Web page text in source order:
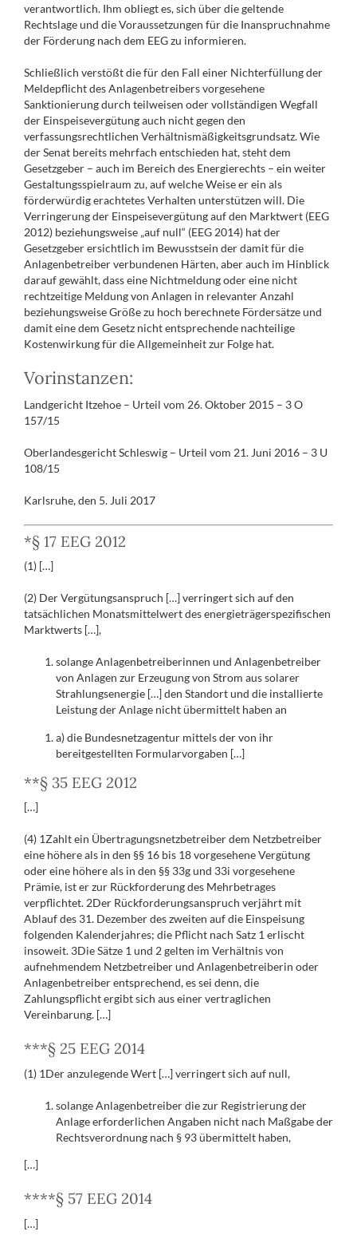
verantwortlich. Ihm obliegt es, sich über die geltende
Rechtslage und die Voraussetzungen für die Inanspruchnahme
der Förderung nach dem EEG zu informieren.
Schließlich verstößt die für den Fall einer Nichterfüllung der
Meldepflicht des Anlagenbetreibers vorgesehene
Sanktionierung durch teilweisen oder vollständigen Wegfall
der Einspeisevergütung auch nicht gegen den
verfassungsrechtlichen Verhältnismäßigkeitsgrundsatz. Wie
der Senat bereits mehrfach entschieden hat, steht dem
Gesetzgeber – auch im Bereich des Energierechts – ein weiter
Gestaltungsspielraum zu, auf welche Weise er ein als
förderwürdig erachtetes Verhalten unterstützen will. Die
Verringerung der Einspeisevergütung auf den Marktwert (EEG
2012) beziehungsweise „auf null“ (EEG 2014) hat der
Gesetzgeber ersichtlich im Bewusstsein der damit für die
Anlagenbetreiber verbundenen Härten, aber auch im Hinblick
darauf gewählt, dass eine Nichtmeldung oder eine nicht
rechtzeitige Meldung von Anlagen in relevanter Anzahl
beziehungsweise Größe zu hoch berechnete Fördersätze und
damit eine dem Gesetz nicht entsprechende nachteilige
Kostenwirkung für die Allgemeinheit zur Folge hat.
Vorinstanzen:
Landgericht Itzehoe – Urteil vom 26. Oktober 2015 – 3 O
157/15
Oberlandesgericht Schleswig – Urteil vom 21. Juni 2016 – 3 U
108/15
Karlsruhe, den 5. Juli 2017
*§ 17 EEG 2012
(1) […]
(2) Der Vergütungsanspruch […] verringert sich auf den
tatsächlichen Monatsmittelwert des energieträgerspezifischen
Marktwerts […],
solange Anlagenbetreiberinnen und Anlagenbetreiber
von Anlagen zur Erzeugung von Strom aus solarer
Strahlungsenergie […] den Standort und die installierte
Leistung der Anlage nicht übermittelt haben an
a) die Bundesnetzagentur mittels der von ihr
bereitgestellten Formularvorgaben […]
**§ 35 EEG 2012
[…]
(4) 1Zahlt ein Übertragungsnetzbetreiber dem Netzbetreiber
eine höhere als in den §§ 16 bis 18 vorgesehene Vergütung
oder eine höhere als in den §§ 33g und 33i vorgesehene
Prämie, ist er zur Rückforderung des Mehrbetrages
verpflichtet. 2Der Rückforderungsanspruch verjährt mit
Ablauf des 31. Dezember des zweiten auf die Einspeisung
folgenden Kalenderjahres; die Pflicht nach Satz 1 erlischt
insoweit. 3Die Sätze 1 und 2 gelten im Verhältnis von
aufnehmendem Netzbetreiber und Anlagenbetreiberin oder
Anlagenbetreiber entsprechend, es sei denn, die
Zahlungspflicht ergibt sich aus einer vertraglichen
Vereinbarung. […]
***§ 25 EEG 2014
(1) 1Der anzulegende Wert […] verringert sich auf null,
solange Anlagenbetreiber die zur Registrierung der
Anlage erforderlichen Angaben nicht nach Maßgabe der
Rechtsverordnung nach § 93 übermittelt haben,
[…]
****§ 57 EEG 2014
[…]